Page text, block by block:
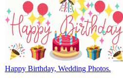
Happy Birthday, Wedding Photos.